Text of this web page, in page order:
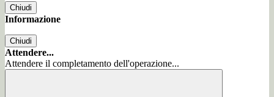
Chiudi
Informazione
Chiudi
Attendere...
Attendere il completamento dell'operazione...